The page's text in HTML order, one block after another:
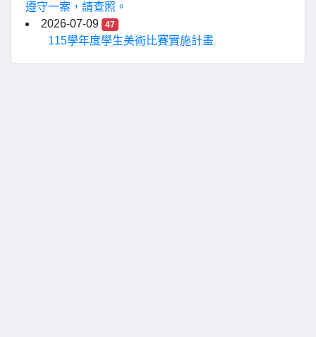
遵守一案，請查照。
2026-07-09
47
115學年度學生美術比賽實施計畫